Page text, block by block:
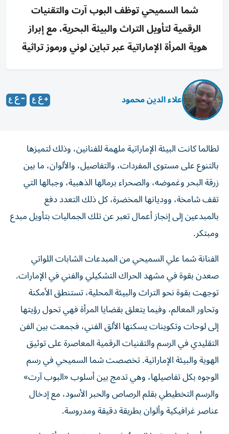
شما السميحي توظف البوب آرت والتقنيات
الرقمية لتأويل التراث والبيئة البحرية، مع إبراز
هوية المرأة الإماراتية عبر تباين لوني ورموز تراثية
علاء الدين محمود
لطالما كانت البيئة الإماراتية ملهمة للفنانين، وذلك لتميزها
بالتنوع على مستوى المفردات، والتفاصيل، والألوان، ما بين
زرقة البحر وغموضه، والصحراء برمالها الذهبية، وجبالها التي
تقف شامخة، ووديانها المخضرة، كل ذلك التعدد دفع
بالمبدعين إلى إنجاز أعمال تعبر عن تلك الجماليات بتأويل مبدع
ومبتكر.
الفنانة شما علي السميحي من المبدعات الشابات اللواتي
صعدن بقوة في مشهد الحراك التشكيلي والفني في الإمارات.
توجهت بقوة نحو التراث والبيئة المحلية، تستنطق الأمكنة
وتحاور المعالم، وفيما يتعلق بقضايا المرأة فهي تحول رؤيتها
إلى لوحات وتكوينات يسكنها الألق الفني، فجمعت بين الفن
التقليدي في الرسم والتقنيات الرقمية المعاصرة على توثيق
الهوية والبيئة الإماراتية. تخصصت شما السميحي في رسم
الوجوه بكل تفاصيلها، وهي تدمج بين أسلوب «البوب آرت»
والرسم التخطيطي بقلم الرصاص والحبر الأسود، مع إدخال
عناصر غرافيكية وألوان بطريقة دقيقة ومدروسة.